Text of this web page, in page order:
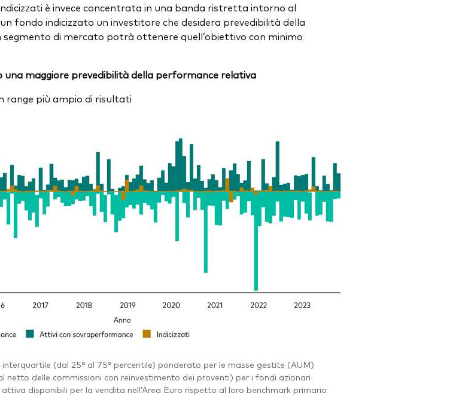
è invece concentrata in una banda ristretta intorno al
fondo indicizzato un investitore che desidera prevedibilità della
di mercato potrà ottenere quell’obiettivo con minimo
una maggiore prevedibilità della performance relativa
range più ampio di risultati
(dal 25° al 75° percentile) ponderato per le masse gestite (AUM)
netto delle commissioni con reinvestimento dei proventi) per i fondi azionari
disponibili per la vendita nell’Area Euro rispetto al loro benchmark primario